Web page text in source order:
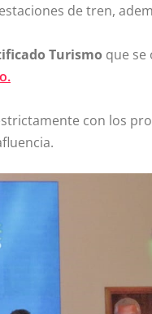
de tren,
Turismo que se
con los